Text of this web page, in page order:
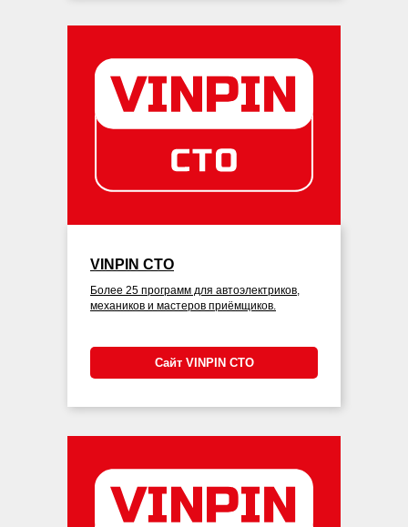
VINPIN СТО
Более 25 программ для автоэлектриков,
механиков и мастеров приёмщиков.
Сайт VINPIN СТО